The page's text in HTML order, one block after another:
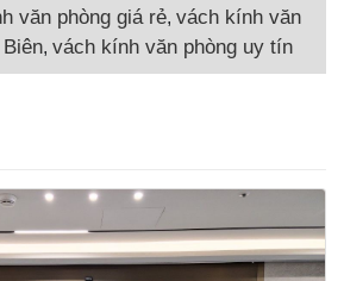
văn phòng giá rẻ, vách kính văn
, vách kính văn phòng uy tín